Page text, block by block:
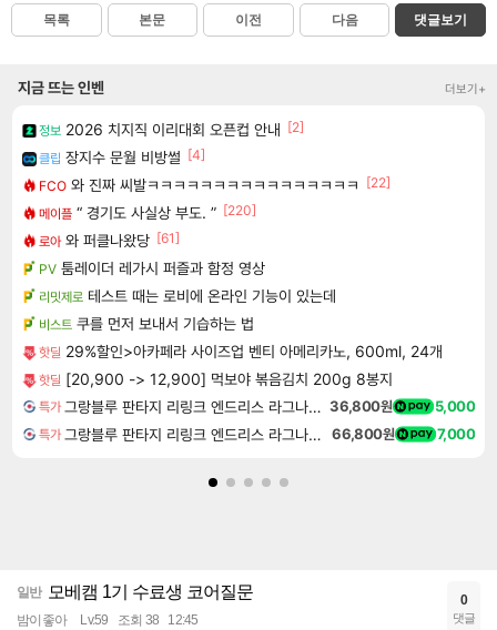
목록 본문 이전 다음 댓글보기
지금 뜨는 인벤 더보기+
정보 2026 치지직 이리대회 오픈컵 안내 [2]
클립 장지수 문월 비방썰 [4]
FCO 와 진짜 씨발ㅋㅋㅋㅋㅋㅋㅋㅋㅋㅋㅋㅋㅋㅋㅋㅋ
[22]
메이플 “ 경기도 사실상 부도. ” [220]
로아 와 퍼클나왔당 [61]
PV 툼레이더 레가시 퍼즐과 함정 영상
리밋제로 테스트 때는 로비에 온라인 기능이 있는데
비스트 쿠를 먼저 보내서 기습하는 법
핫딜 29%할인>아카페라 사이즈업 벤티 아메리카노, 600ml, 24개
핫딜 [20,900 -> 12,900] 먹보야 볶음김치 200g 8봉지
특가 그랑블루 판타지 리링크 엔드리스 라그나로크 업그레이드 킷 Granblue Fantasy Relink Endless Ragnarok Upgrade Kit DLC 36,800원 5,000
특가 그랑블루 판타지 리링크 엔드리스 라그나로크 Granblue Fantasy Relink Endless Ragnarok 66,800원 7,000
일반 모베캠 1기 수료생 코어질문
밤이좋아 Lv.59 조회 38 12:45
0
댓글